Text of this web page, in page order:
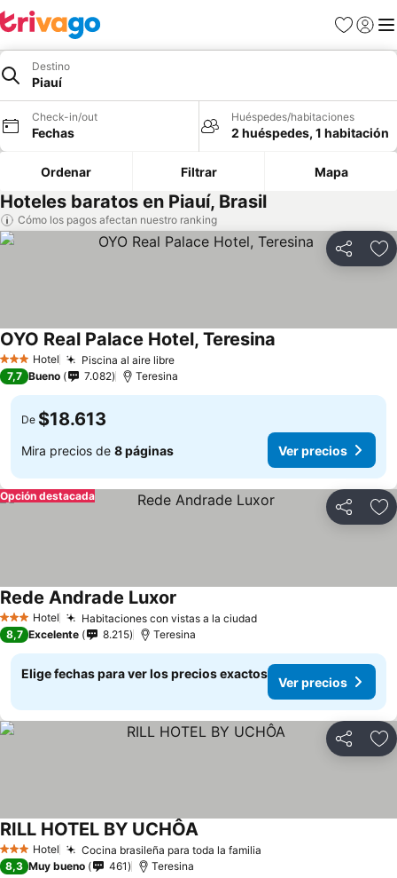
Favoritos
Iniciar
Destino
Piauí
Check-in/out
Fechas
Huéspedes/habitaciones
2 huéspedes, 1 habitación
Ordenar Filtrar Mapa
Hoteles baratos en Piauí, Brasil
Cómo los pagos afectan nuestro ranking
Compartir
3 Estrellas
Hotel Piscina al aire libreVer precios
OYO Real Palace Hotel, Teresina
7,7 Bueno 7.082 Teresina
De $18.613
Mira precios de 8 páginas Ver precios
Compartir
Opción destacada
3 Estrellas
Hotel Habitaciones con vistas a la ciudadVer precios
Rede Andrade Luxor
8,7 Excelente 8.215 Teresina
Elige fechas para ver los precios exactos
Ver precios
Compartir
3 Estrellas
Hotel Cocina brasileña para toda la familia
RILL HOTEL BY UCHÔAVer precios
8,3 Muy bueno 461 Teresina